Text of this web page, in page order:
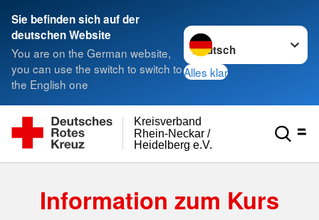
Sie befinden sich auf der
deutschen Website
You are on the German website,
you can use the switch to switch to
the English one
Sprache wechseln zu
Alles klar
Heidelberg e.V.
Rhein-Neckar /
Kreisverband
Information zum Kurs